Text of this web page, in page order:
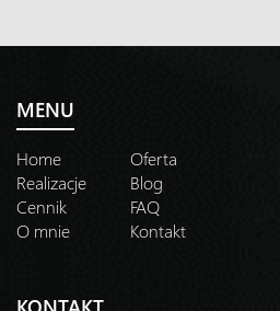
MENU
Home
Oferta
Realizacje
Blog
Cennik
FAQ
O mnie
Kontakt